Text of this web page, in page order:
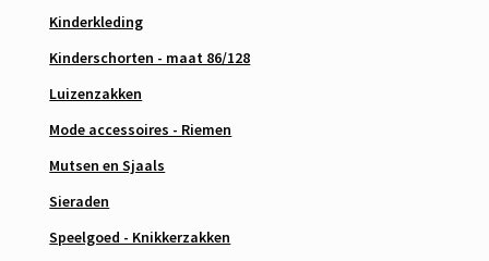
Kinderkleding
Kinderschorten - maat 86/128
Luizenzakken
Mode accessoires - Riemen
Mutsen en Sjaals
Sieraden
Speelgoed - Knikkerzakken